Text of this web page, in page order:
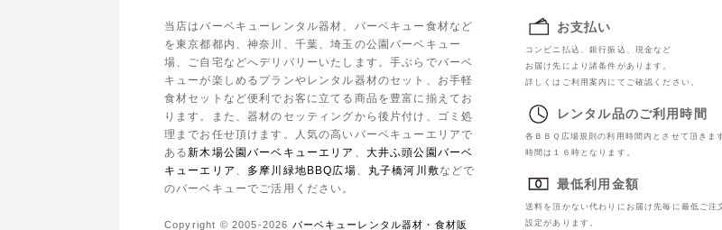
当店はバーベキューレンタル器材、バーベキュー食材など
を東京都都内、神奈川、千葉、埼玉の公園バーベキュー
場、ご自宅などへデリバリーいたします。手ぶらでバーベ
キューが楽しめるプランやレンタル器材のセット、お手軽
食材セットなど便利でお客に立てる商品を豊富に揃えてお
ります。また、器材のセッティングから後片付け、ゴミ処
理までお任せ頂けます。人気の高いバーベキューエリアで
ある新木場公園バーベキューエリア
大井ふ頭公園バーベ
キューエリア
多摩川緑地BBQ広場 丸子橋河川敷などで
のバーベキューでご活用ください。
Copyright © 2005-2026 バーベキューレンタル器材・食材販
お支払い
コンビニ払込、銀行振込、現金など
お届け先により諸条件があります。
詳しくはご利用案内にてご確認ください。
レンタル品のご利用時間
各ＢＢＱ広場規則の利用時間内とさせて頂きま
時間は１６時となります。
最低利用金額
送料を頂かない代わりにお届け先毎に最低ご注
設定があります。